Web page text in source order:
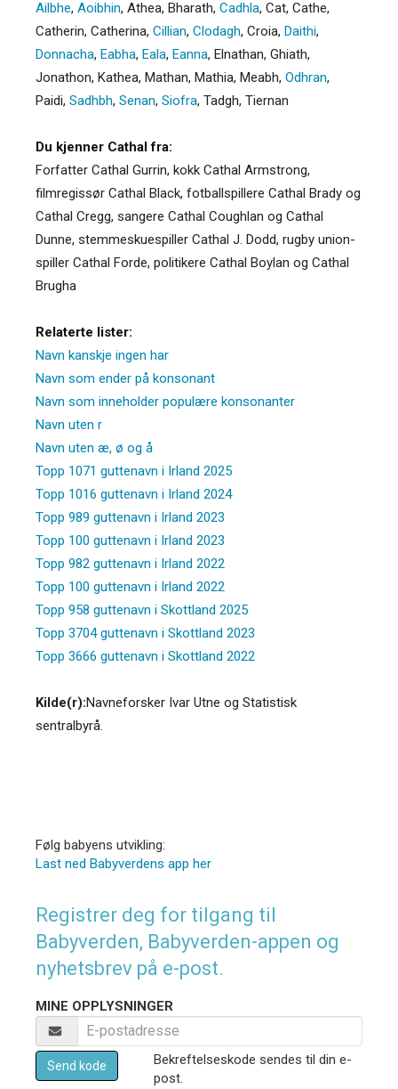
Ailbhe, Aoibhin, Athea, Bharath, Cadhla, Cat, Cathe,
Catherin, Catherina, Cillian, Clodagh, Croia, Daithi,
Donnacha, Eabha, Eala, Eanna, Elnathan, Ghiath,
Jonathon, Kathea, Mathan, Mathia, Meabh, Odhran,
Paidi, Sadhbh, Senan, Siofra, Tadgh, Tiernan
Du kjenner Cathal fra:
Forfatter Cathal Gurrin, kokk Cathal Armstrong,
filmregissør Cathal Black, fotballspillere Cathal Brady og
Cathal Cregg, sangere Cathal Coughlan og Cathal
Dunne, stemmeskuespiller Cathal J. Dodd, rugby union-
spiller Cathal Forde, politikere Cathal Boylan og Cathal
Brugha
Relaterte lister:
Navn kanskje ingen har
Navn som ender på konsonant
Navn som inneholder populære konsonanter
Navn uten r
Navn uten æ, ø og å
Topp 1071 guttenavn i Irland 2025
Topp 1016 guttenavn i Irland 2024
Topp 989 guttenavn i Irland 2023
Topp 100 guttenavn i Irland 2023
Topp 982 guttenavn i Irland 2022
Topp 100 guttenavn i Irland 2022
Topp 958 guttenavn i Skottland 2025
Topp 3704 guttenavn i Skottland 2023
Topp 3666 guttenavn i Skottland 2022
Kilde(r):Navneforsker Ivar Utne og Statistisk
sentralbyrå.
Følg babyens utvikling:
Last ned Babyverdens app her
Registrer deg for tilgang til
Babyverden, Babyverden-appen og
nyhetsbrev på e-post.
MINE OPPLYSNINGER
Send kode
Bekreftelseskode sendes til din e-
post.